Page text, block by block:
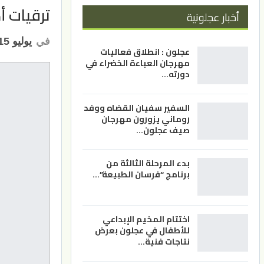
ترقيات
في يوليو 15, 2021
أخبار عجلونية
عجلون : انطلاق فعاليات
مهرجان العباءة الخضراء في
دورته…
السفير سفيان القضاه ووفد
روماني يزورون مهرجان
صيف عجلون…
بدء المرحلة الثالثة من
برنامج “فرسان الطبيعة”…
اختتام المخيم الإبداعي
للأطفال في عجلون بعرض
نتاجات فنية…